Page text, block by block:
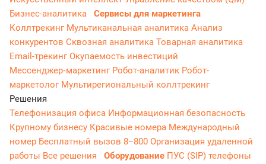
Бизнес-аналитика
Сервисы для маркетинга
Коллтрекинг Мультиканальная аналитика Анализ
конкурентов Сквозная аналитика Товарная аналитика
Email-трекингОкупаемость инвестиций
Мессенджер‑маркетинг Робот-аналитик Робот-
маркетолог Мультирегиональный коллтрекинг
Решения
Телефонизация офиса Информационная безопасность
Крупному бизнесу Красивые номера Международный
номер Бесплатный вызов 8−800 Организация удаленной
работы Все решения Оборудование ПУС (SIP) телефоны